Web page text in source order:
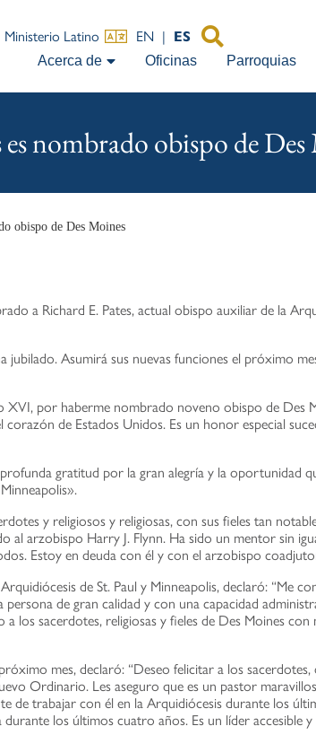
Ministerio Latino EN | ES
Acerca de Oficinas Parroquias
nombrado obispo de
obispo de Des Moines
a Richard E. Pates, actual obispo auxiliar de la
jubilado. Asumirá sus nuevas funciones el próximo
XVI, por haberme nombrado noveno obispo de Des
de Estados Unidos. Es un honor especial
gratitud por la gran alegría y la oportunidad
y religiosos y religiosas, con sus fieles tan
al arzobispo Harry J. Flynn. Ha sido un mentor sin
Estoy en deuda con él y con el arzobispo
de St. Paul y Minneapolis, declaró: “Me
de gran calidad y con una capacidad
los sacerdotes, religiosas y fieles de Des Moines
mes, declaró: “Deseo felicitar a los
Ordinario. Les aseguro que es un pastor
trabajar con él en la Arquidiócesis durante los
los últimos cuatro años. Es un líder accesible